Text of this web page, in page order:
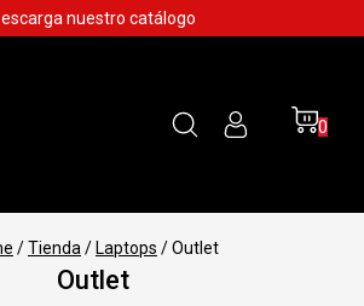
nuestro catálogo
0
/Tienda / Laptops /Outlet
Outlet